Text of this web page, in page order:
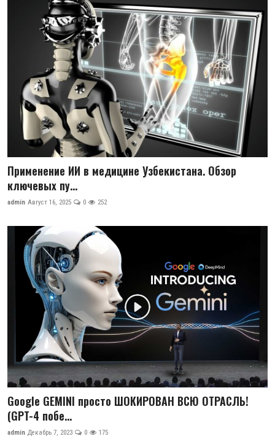
Антикоррупция
Русский
Применение ИИ в медицине Узбекистана. Обзор
ключевых пу...
admin Август 16, 2025 0 252
Google GEMINI просто ШОКИРОВАН ВСЮ ОТРАСЛЬ!
(GPT-4 побе...
admin Декабрь 7, 2023 0 175